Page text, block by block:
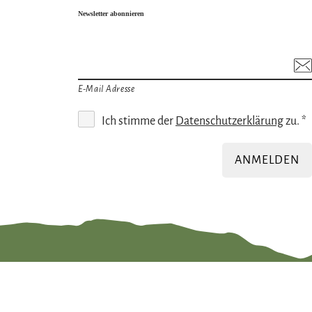
Newsletter abonnieren
E-Mail Adresse
Ich stimme der Datenschutzerklärungzu. *
ANMELDEN